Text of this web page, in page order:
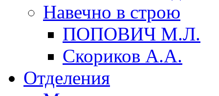
Навечно в строю
ПОПОВИЧ М.Л.
Скориков А.А.
Отделения